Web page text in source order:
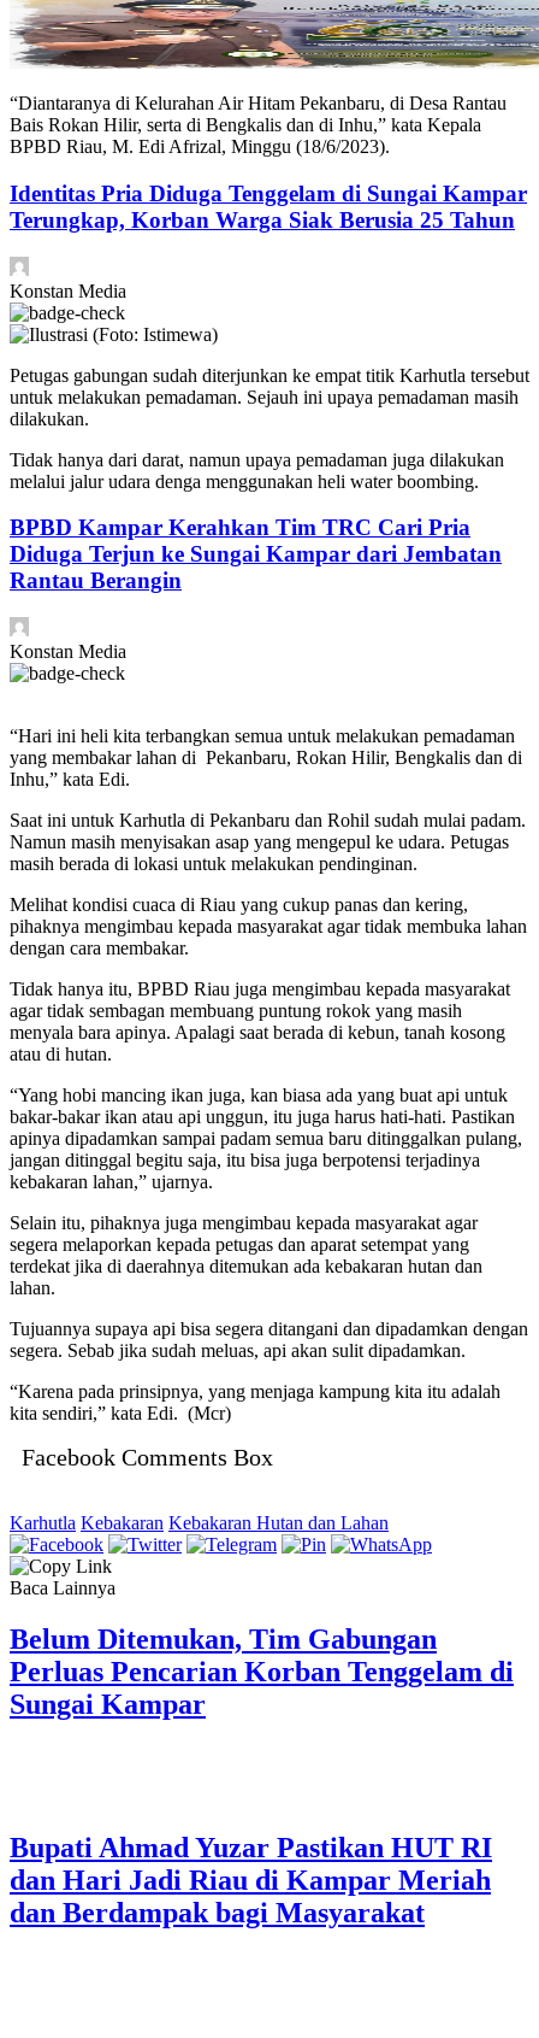
“Diantaranya di Kelurahan Air Hitam Pekanbaru, di Desa Rantau
Bais Rokan Hilir, serta di Bengkalis dan di Inhu,” kata Kepala
BPBD Riau, M. Edi Afrizal, Minggu (18/6/2023).
Identitas Pria Diduga Tenggelam di Sungai Kampar
Terungkap, Korban Warga Siak Berusia 25 Tahun
Konstan Media
Petugas gabungan sudah diterjunkan ke empat titik Karhutla tersebut
untuk melakukan pemadaman. Sejauh ini upaya pemadaman masih
dilakukan.
Tidak hanya dari darat, namun upaya pemadaman juga dilakukan
melalui jalur udara denga menggunakan heli water boombing.
BPBD Kampar Kerahkan Tim TRC Cari Pria
Diduga Terjun ke Sungai Kampar dari Jembatan
Rantau Berangin
Konstan Media
“Hari ini heli kita terbangkan semua untuk melakukan pemadaman
yang membakar lahan di Pekanbaru, Rokan Hilir, Bengkalis dan di
Inhu,” kata Edi.
Saat ini untuk Karhutla di Pekanbaru dan Rohil sudah mulai padam.
Namun masih menyisakan asap yang mengepul ke udara. Petugas
masih berada di lokasi untuk melakukan pendinginan.
Melihat kondisi cuaca di Riau yang cukup panas dan kering,
pihaknya mengimbau kepada masyarakat agar tidak membuka lahan
dengan cara membakar.
Tidak hanya itu, BPBD Riau juga mengimbau kepada masyarakat
agar tidak sembagan membuang puntung rokok yang masih
menyala bara apinya. Apalagi saat berada di kebun, tanah kosong
atau di hutan.
“Yang hobi mancing ikan juga, kan biasa ada yang buat api untuk
bakar-bakar ikan atau api unggun, itu juga harus hati-hati. Pastikan
apinya dipadamkan sampai padam semua baru ditinggalkan pulang,
jangan ditinggal begitu saja, itu bisa juga berpotensi terjadinya
kebakaran lahan,” ujarnya.
Selain itu, pihaknya juga mengimbau kepada masyarakat agar
segera melaporkan kepada petugas dan aparat setempat yang
terdekat jika di daerahnya ditemukan ada kebakaran hutan dan
lahan.
Tujuannya supaya api bisa segera ditangani dan dipadamkan dengan
segera. Sebab jika sudah meluas, api akan sulit dipadamkan.
“Karena pada prinsipnya, yang menjaga kampung kita itu adalah
kita sendiri,” kata Edi. (Mcr)
Facebook Comments Box
Karhutla Kebakaran Kebakaran Hutan dan Lahan
Baca Lainnya
Belum Ditemukan, Tim Gabungan
Perluas Pencarian Korban Tenggelam di
Sungai Kampar
Bupati Ahmad Yuzar Pastikan HUT RI
dan Hari Jadi Riau di Kampar Meriah
dan Berdampak bagi Masyarakat